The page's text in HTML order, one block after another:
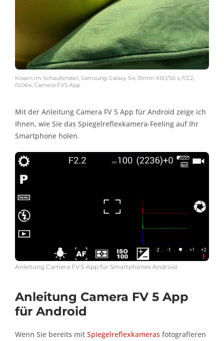
Kissen im Schaufenster, Samsung Galaxy S4, 31mm KB,1/50 s, f/2.2,
ISO64, Camera FV5 App
Mit der Anleitung Camera FV 5 App für Android zeige ich
Ihnen, wie Sie das Spiegelreflexkamera-Feeling auf Ihr
Smartphone holen.
Anleitung Camera FV 5 App für Smartphones Android
Anleitung Camera FV 5 App
für Android
Wenn Sie bereits mit Spiegelreflexkameras fotografieren